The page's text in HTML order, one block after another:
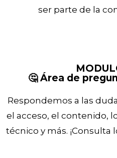
ser parte de la
🤔 Área de
Respondemos a las
el acceso, el contenido,
técnico y más. ¡Consulta